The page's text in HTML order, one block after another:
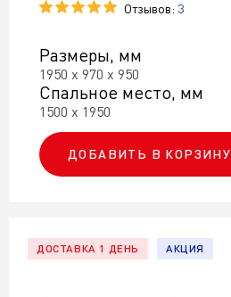
Отзывов: 3
Размеры, мм
1950 х 970 х 950
Спальное место, мм
1500 х 1950
ДОБАВИТЬ В КОРЗИНУ
ДОСТАВКА 1 ДЕНЬ АКЦИЯ